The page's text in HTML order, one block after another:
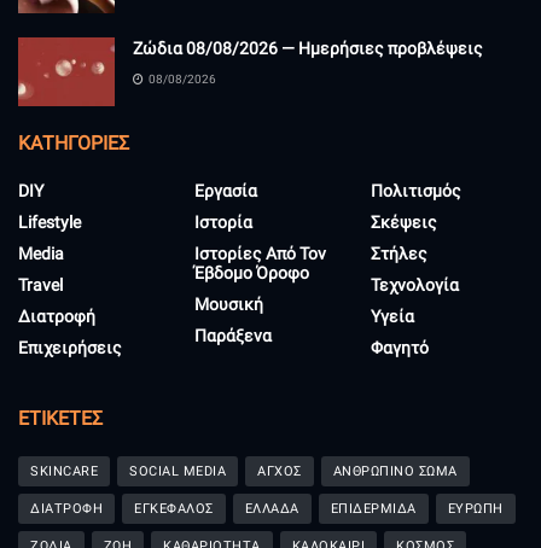
Ζώδια 08/08/2026 — Ημερήσιες προβλέψεις
08/08/2026
KΑΤΗΓΟΡΊΕΣ
DIY
Lifestyle
Media
Travel
Διατροφή
Επιχειρήσεις
Εργασία
Ιστορία
Ιστορίες Από Τον
Έβδομο Όροφο
Μουσική
Παράξενα
Πολιτισμός
Σκέψεις
Στήλες
Τεχνολογία
Υγεία
Φαγητό
ΕΤΙΚΈΤΕΣ
SKINCARE SOCIAL MEDIA ΑΓΧΟΣ ΑΝΘΡΩΠΙΝΟ ΣΩΜΑ
ΔΙΑΤΡΟΦΗ ΕΓΚΕΦΑΛΟΣ ΕΛΛΑΔΑ ΕΠΙΔΕΡΜΙΔΑ ΕΥΡΩΠΗ